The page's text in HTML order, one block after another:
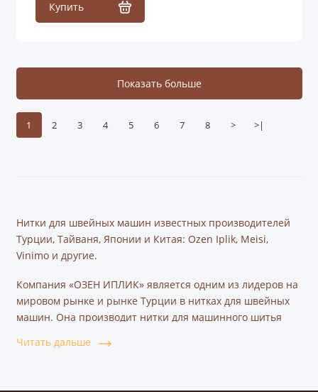
Купить
1 2 3 4 5 6 7 8 > >|
Показать больше
Нитки для швейных машин известных производителей
Турции, Тайваня, Японии и Китая: Ozen Iplik, Meisi,
Vinimo и другие.
Компания «ОЗЕН ИПЛИК» является одним из лидеров на
мировом рынке и рынке Турции в нитках для швейных
машин. Она производит нитки для машинного шитья
автомобильной и текстильной промышленности.
Читать дальше